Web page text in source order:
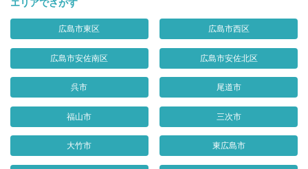
エリアでさがす
広島市東区 広島市西区
広島市安佐南区 広島市安佐北区
呉市 尾道市
福山市 三次市
大竹市 東広島市